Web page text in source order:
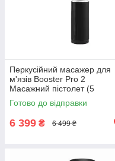
Перкусійний масажер для
м'язів Booster Pro 2
Масажний пістолет (5
насадок)
Готово до відправки
6 399 ₴ 6 499 ₴